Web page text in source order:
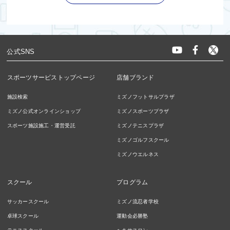
公式SNS
スポーツサービストップページ
施設検索
ミズノ公式オンラインショップ
スポーツ施設施工・運営受託
店舗ブランド
ミズノフットサルプラザ
ミズノスポーツプラザ
ミズノテニスプラザ
ミズノゴルフスクール
ミズノウエルネス
スクール
サッカースクール
卓球スクール
プログラム
ミズノ流忍者学校
運動会必勝塾